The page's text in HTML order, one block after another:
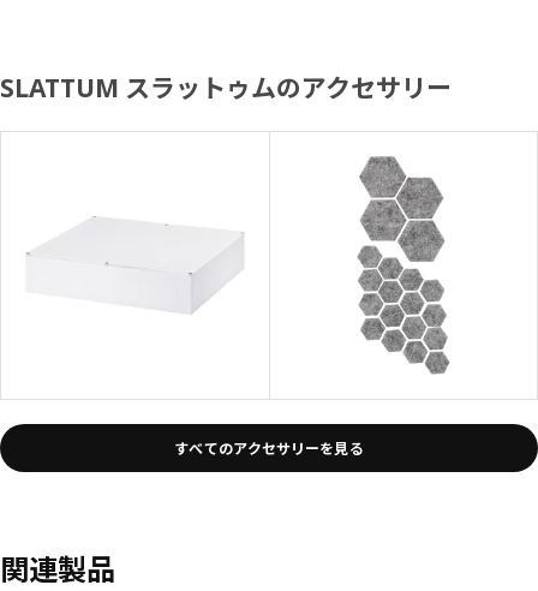
SLATTUM スラットゥムのアクセサリー
すべてのアクセサリーを見る
関連製品